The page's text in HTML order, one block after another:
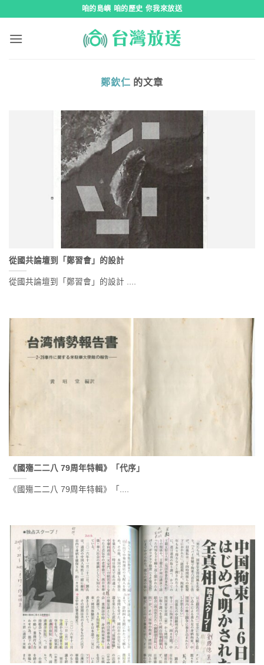
咱的島嶼 咱的歷史 你我來放送
鄭欽仁 的文章
從國共論壇到「鄭習會」的設計
從國共論壇到「鄭習會」的設計 ....
《國殤二二八 79周年特輯》「代序」
《國殤二二八 79周年特輯》「....